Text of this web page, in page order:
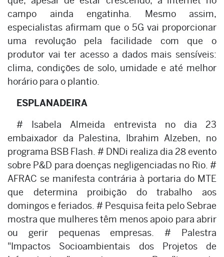
campo ainda engatinha. Mesmo assim,
especialistas afirmam que o 5G vai proporcionar
uma revolução pela facilidade com que o
produtor vai ter acesso a dados mais sensíveis:
clima, condições de solo, umidade e até melhor
horário para o plantio.
ESPLANADEIRA
# Isabela Almeida entrevista no dia 23
embaixador da Palestina, Ibrahim Alzeben, no
programa BSB Flash. # DNDi realiza dia 28 evento
sobre P&D para doenças negligenciadas no Rio. #
AFRAC se manifesta contrária à portaria do MTE
que determina proibição do trabalho aos
domingos e feriados. # Pesquisa feita pelo Sebrae
mostra que mulheres têm menos apoio para abrir
ou gerir pequenas empresas. # Palestra
"Impactos Socioambientais dos Projetos de